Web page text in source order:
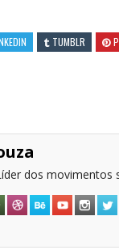
TUMBLR
dos movimentos